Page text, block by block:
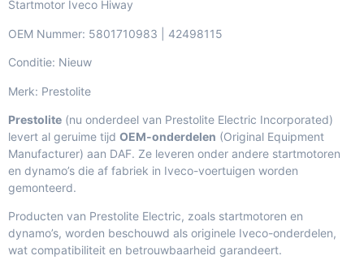
Startmotor Iveco Hiway
OEM Nummer: 5801710983 | 42498115
Conditie: Nieuw
Merk: Prestolite
Prestolite (nu onderdeel van Prestolite Electric Incorporated)
levert al geruime tijd OEM-onderdelen (Original Equipment
Manufacturer) aan DAF. Ze leveren onder andere startmotoren
en dynamo’s die af fabriek in Iveco-voertuigen worden
gemonteerd.
Producten van Prestolite Electric, zoals startmotoren en
dynamo’s, worden beschouwd als originele Iveco-onderdelen,
wat compatibiliteit en betrouwbaarheid garandeert.